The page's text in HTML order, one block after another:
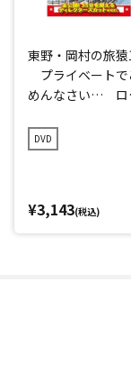
東野・岡村の旅
プライベートで
めんなさい… ロ
の旅 ルンルン編
プレミアム完全版
DVD
¥3,143(税込)